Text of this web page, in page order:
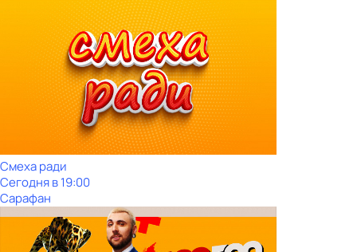
Смеха ради
Сегодня в 19:00
Сарафан